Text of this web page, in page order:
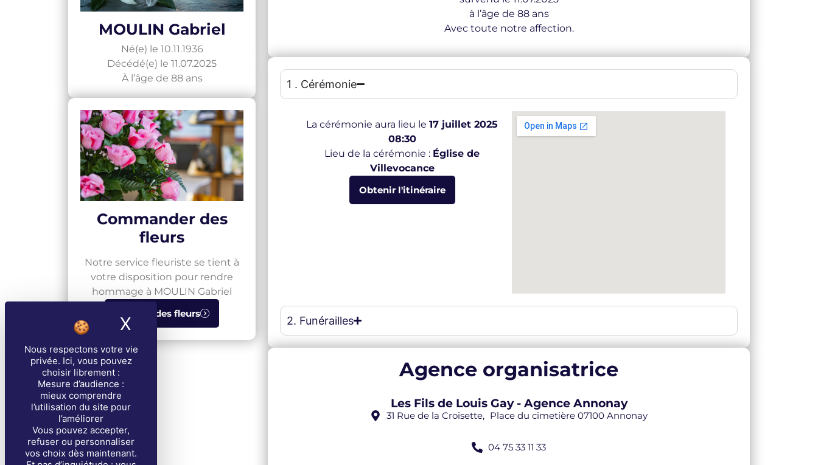
Nous respectons votre vie
privée. Ici, vous pouvez
choisir librement :
Mesure d’audience :
mieux comprendre
l’utilisation du site pour
l’améliorer
Vous pouvez accepter,
refuser ou personnaliser
vos choix dès maintenant.
X Masquer le bandeau des cookies
MOULIN Gabriel
Né(e) le 10.11.1936
Décédé(e) le 11.07.2025
À l’âge de 88 ans
Commander des
fleurs
Notre service fleuriste se tient à
votre disposition pour rendre
hommage à MOULIN Gabriel
Envoyer des fleurs
à l’âge de 88 ans
Avec toute notre affection.
1 . Cérémonie
La cérémonie aura lieu le17 juillet 2025
08:30
Lieu de la cérémonie : Église de
Villevocance
Obtenir l'itinéraire
2. Funérailles
Agence organisatrice
Les Fils de Louis Gay - Agence Annonay
31 Rue de la Croisette, Place du cimetière 07100 Annonay
04 75 33 11 33